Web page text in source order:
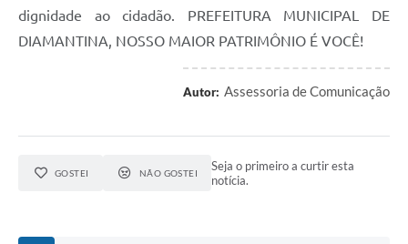
dignidade ao cidadão. PREFEITURA MUNICIPAL DE
DIAMANTINA, NOSSO MAIOR PATRIMÔNIO É VOCÊ!
Autor: Assessoria de Comunicação
GOSTEI NÃO GOSTEI
Seja o primeiro a curtir esta
notícia.